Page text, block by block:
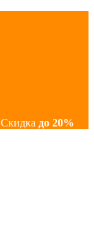
Скидка до 20%